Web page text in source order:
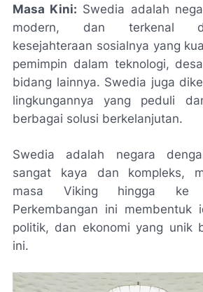
Masa Kini: Swedia adalah
modern, dan terkenal
kesejahteraan sosialnya yang
pemimpin dalam teknologi,
bidang lainnya. Swedia juga
lingkungannya yang peduli
berbagai solusi berkelanjutan.
Swedia adalah negara
sangat kaya dan kompleks,
masa Viking hingga ke
Perkembangan ini membentuk
politik, dan ekonomi yang unik
ini.